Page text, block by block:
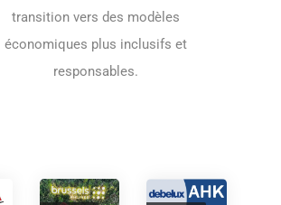
transition vers des modèles
économiques plus inclusifs et
responsables.